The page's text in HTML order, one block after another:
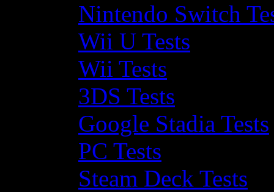
Nintendo Switch
Wii U Tests
Wii Tests
3DS Tests
Google Stadia Tests
PC Tests
Steam Deck Tests